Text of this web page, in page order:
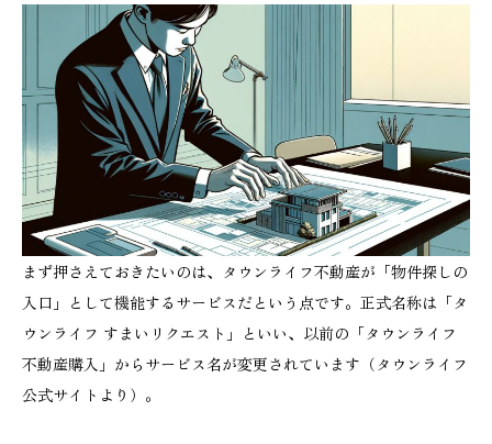
まず押さえておきたいのは、タウンライフ不動産が「物件探しの
入口」として機能するサービスだという点です。正式名称は「タ
ウンライフ すまいリクエスト」といい、以前の「タウンライフ
不動産購入」からサービス名が変更されています（タウンライフ
公式サイトより）。